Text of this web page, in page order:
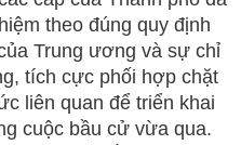
theo đúng quy định
Trung ương và sự chỉ
tích cực phối hợp chặt
liên quan để triển khai
cuộc bầu cử vừa qua.